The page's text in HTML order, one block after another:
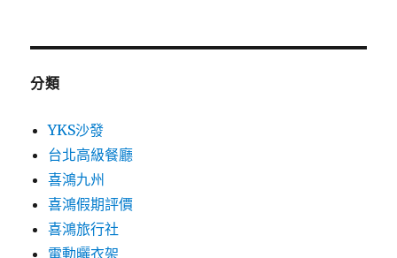
分類
YKS沙發
台北高級餐廳
喜鴻九州
喜鴻假期評價
喜鴻旅行社
電動曬衣架